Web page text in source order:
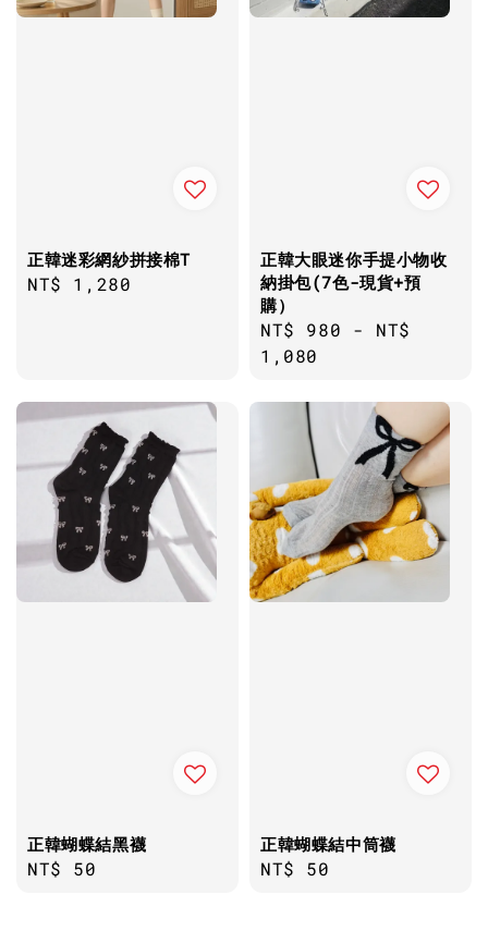
正韓迷彩網紗拼接棉T
Regular
NT$ 1,280
正韓大眼迷你手提小物收
納掛包(7色-現貨+預
購）
Regular
price
NT$ 980 - NT$
1,080
正韓蝴蝶結黑襪
Regular
NT$ 50
正韓蝴蝶結中筒襪
Regular
NT$ 50